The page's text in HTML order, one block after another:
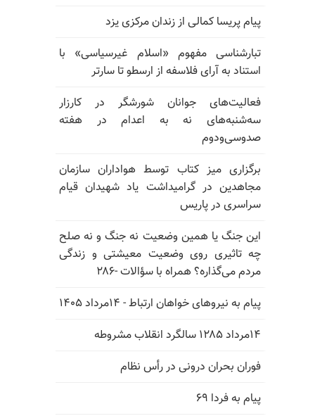
پیام پریسا کمالی از زندان مرکزی یزد
تبارشناسی مفهوم «اسلام غیرسیاسی» با
استناد به آرای فلاسفه از ارسطو تا سارتر
فعالیت‌های جوانان شورشگر در کارزار
سه‌شنبه‌های نه به اعدام در هفته
صدوسی‌و‌دوم
برگزاری میز کتاب توسط هواداران سازمان
مجاهدین در گرامیداشت یاد شهیدان قیام
سراسری در پاریس
این جنگ یا همین وضعیت نه جنگ و نه صلح
چه تاثیری روی وضعیت معیشتی و زندگی
مردم می‌گذاره؟ همراه با سؤالات -۲۸۶
پیام به نیروهای خواهان ارتباط - ۱۴مرداد ۱۴۰۵
۱۴مرداد ۱۲۸۵ سالگرد انقلاب مشروطه
فوران بحران درونی در رأس نظام
پیام به فردا ۶۹